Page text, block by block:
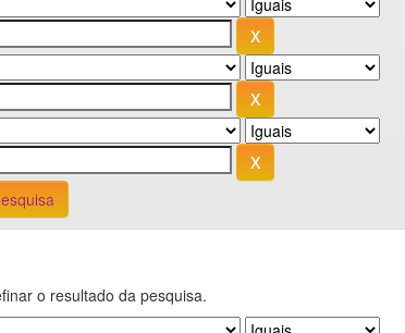
o resultado da pesquisa.